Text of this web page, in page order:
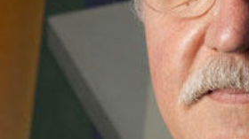
NOVITÀ
IN USCITA
RIGHTS